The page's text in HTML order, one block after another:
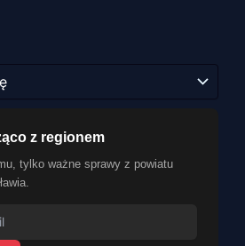
z regionem
tylko ważne sprawy z powiatu